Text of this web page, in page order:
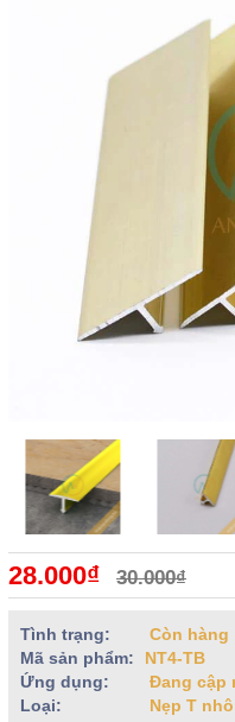
28.000₫ 30.000₫
Tình trạng:
Còn hàng
Mã sản phẩm:
NT4-TB
Ứng dụng:
Đang cập
Loại:
Nẹp T